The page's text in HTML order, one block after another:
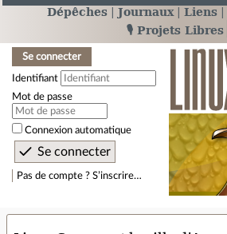
Dépêches Journaux Liens
🎙️ Projets Libres
Se connecter
Identifiant
Mot de passe
Connexion automatique
Pas de compte ? S’inscrire…